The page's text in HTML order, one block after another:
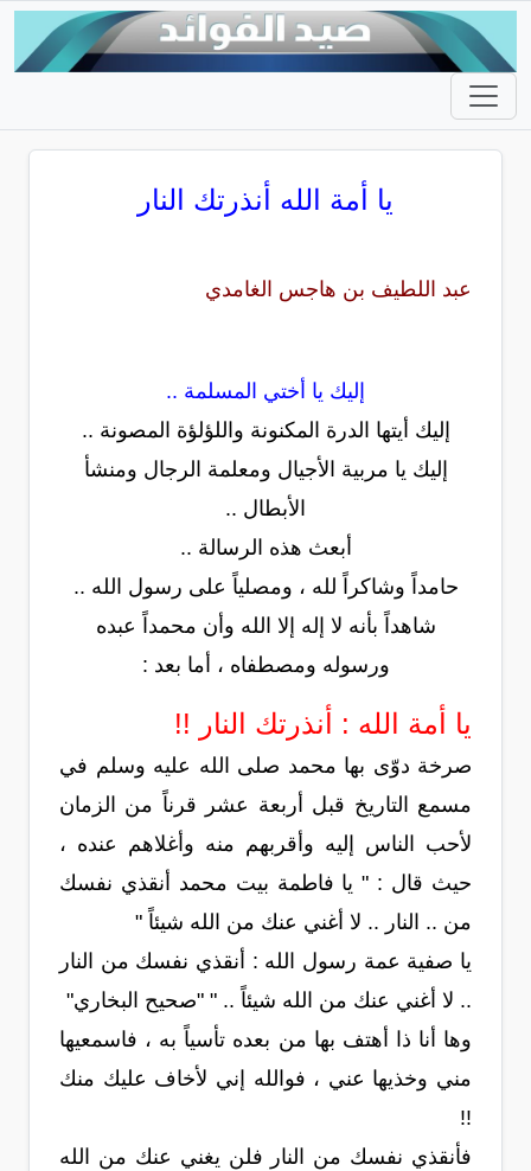
يا أمة الله أنذرتك النار
عبد اللطيف بن هاجس الغامدي
إليك يا أختي المسلمة ..
إليك أيتها الدرة المكنونة واللؤلؤة المصونة ..
إليك يا مربية الأجيال ومعلمة الرجال ومنشأ
الأبطال ..
أبعث هذه الرسالة ..
حامداً وشاكراً لله ، ومصلياً على رسول الله ..
شاهداً بأنه لا إله إلا الله وأن محمداً عبده
ورسوله ومصطفاه ، أما بعد :
يا أمة الله : أنذرتك النار !!
صرخة دوّى بها محمد صلى الله عليه وسلم في
مسمع التاريخ قبل أربعة عشر قرناً من الزمان
لأحب الناس إليه وأقربهم منه وأغلاهم عنده ،
حيث قال : " يا فاطمة بيت محمد أنقذي نفسك
من .. النار .. لا أغني عنك من الله شيئاً "
يا صفية عمة رسول الله : أنقذي نفسك من النار
.. لا أغني عنك من الله شيئاً .. " "صحيح البخاري"
وها أنا ذا أهتف بها من بعده تأسياً به ، فاسمعيها
مني وخذيها عني ، فوالله إني لأخاف عليك منك
!!
فأنقذي نفسك من النار فلن يغني عنك من الله